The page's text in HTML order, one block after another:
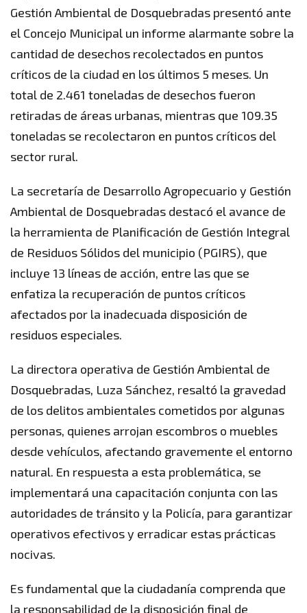
Gestión Ambiental de Dosquebradas presentó ante
el Concejo Municipal un informe alarmante sobre la
cantidad de desechos recolectados en puntos
críticos de la ciudad en los últimos 5 meses. Un
total de 2.461 toneladas de desechos fueron
retiradas de áreas urbanas, mientras que 109.35
toneladas se recolectaron en puntos críticos del
sector rural.
La secretaría de Desarrollo Agropecuario y Gestión
Ambiental de Dosquebradas destacó el avance de
la herramienta de Planificación de Gestión Integral
de Residuos Sólidos del municipio (PGIRS), que
incluye 13 líneas de acción, entre las que se
enfatiza la recuperación de puntos críticos
afectados por la inadecuada disposición de
residuos especiales.
La directora operativa de Gestión Ambiental de
Dosquebradas, Luza Sánchez, resaltó la gravedad
de los delitos ambientales cometidos por algunas
personas, quienes arrojan escombros o muebles
desde vehículos, afectando gravemente el entorno
natural. En respuesta a esta problemática, se
implementará una capacitación conjunta con las
autoridades de tránsito y la Policía, para garantizar
operativos efectivos y erradicar estas prácticas
nocivas.
Es fundamental que la ciudadanía comprenda que
la responsabilidad de la disposición final de